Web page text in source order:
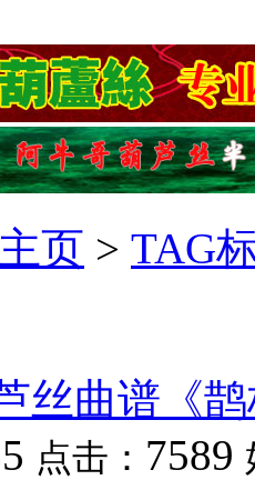
主页 > TAG
丝曲谱《
点击： 7589